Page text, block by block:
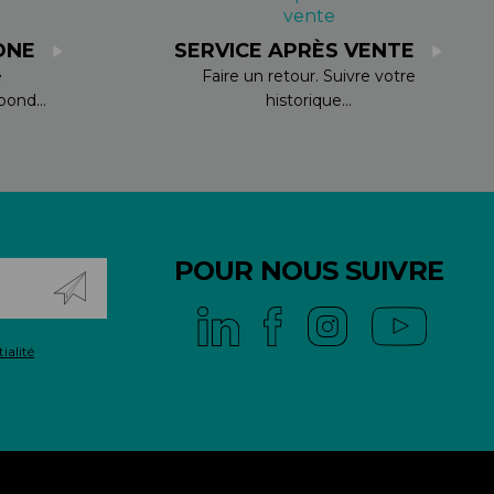
SERVICE APRÈS VENTE
Faire un retour. Suivre votre
historique...
POUR NOUS SUIVRE